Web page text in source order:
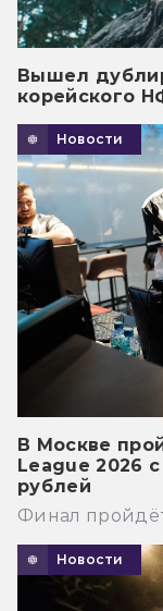
Вышел
корейского
Новости
В Москве
League 2026
рублей
Финал
Новости